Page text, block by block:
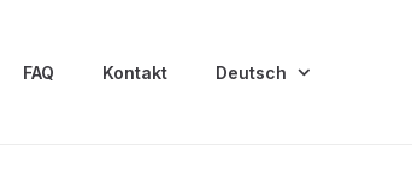
FAQ Kontakt Deutsch